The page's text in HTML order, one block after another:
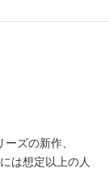
ズの新作、
は想定以上の人